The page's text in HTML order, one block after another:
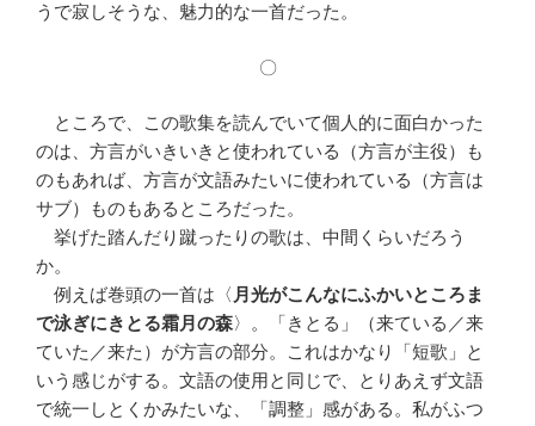
うで寂しそうな、魅力的な一首だった。
〇
ところで、この歌集を読んでいて個人的に面白かった
のは、方言がいきいきと使われている（方言が主役）も
のもあれば、方言が文語みたいに使われている（方言は
サブ）ものもあるところだった。
挙げた踏んだり蹴ったりの歌は、中間くらいだろう
か。
例えば巻頭の一首は〈 月光がこんなにふかいところま
で泳ぎにきとる霜月の森〉。「きとる」（来ている／来
ていた／来た）が方言の部分。これはかなり「短歌」と
いう感じがする。文語の使用と同じで、とりあえず文語
で統一しとくかみたいな、「調整」感がある。私がふつ